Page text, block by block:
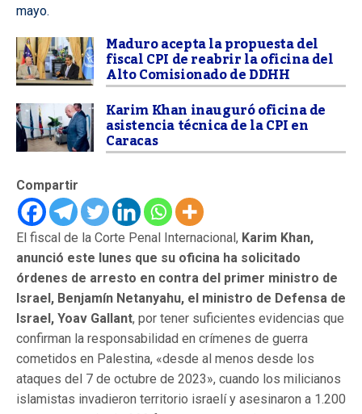
mayo.
Maduro acepta la propuesta del
fiscal CPI de reabrir la oficina del
Alto Comisionado de DDHH
Karim Khan inauguró oficina de
asistencia técnica de la CPI en
Caracas
Compartir
El fiscal de la Corte Penal Internacional, Karim Khan,
anunció este lunes que su oficina ha solicitado
órdenes de arresto en contra del primer ministro de
Israel, Benjamín Netanyahu, el ministro de Defensa de
Israel, Yoav Gallant, por tener suficientes evidencias que
confirman la responsabilidad en crímenes de guerra
cometidos en Palestina, «desde al menos desde los
ataques del 7 de octubre de 2023», cuando los milicianos
islamistas invadieron territorio israelí y asesinaron a 1.200